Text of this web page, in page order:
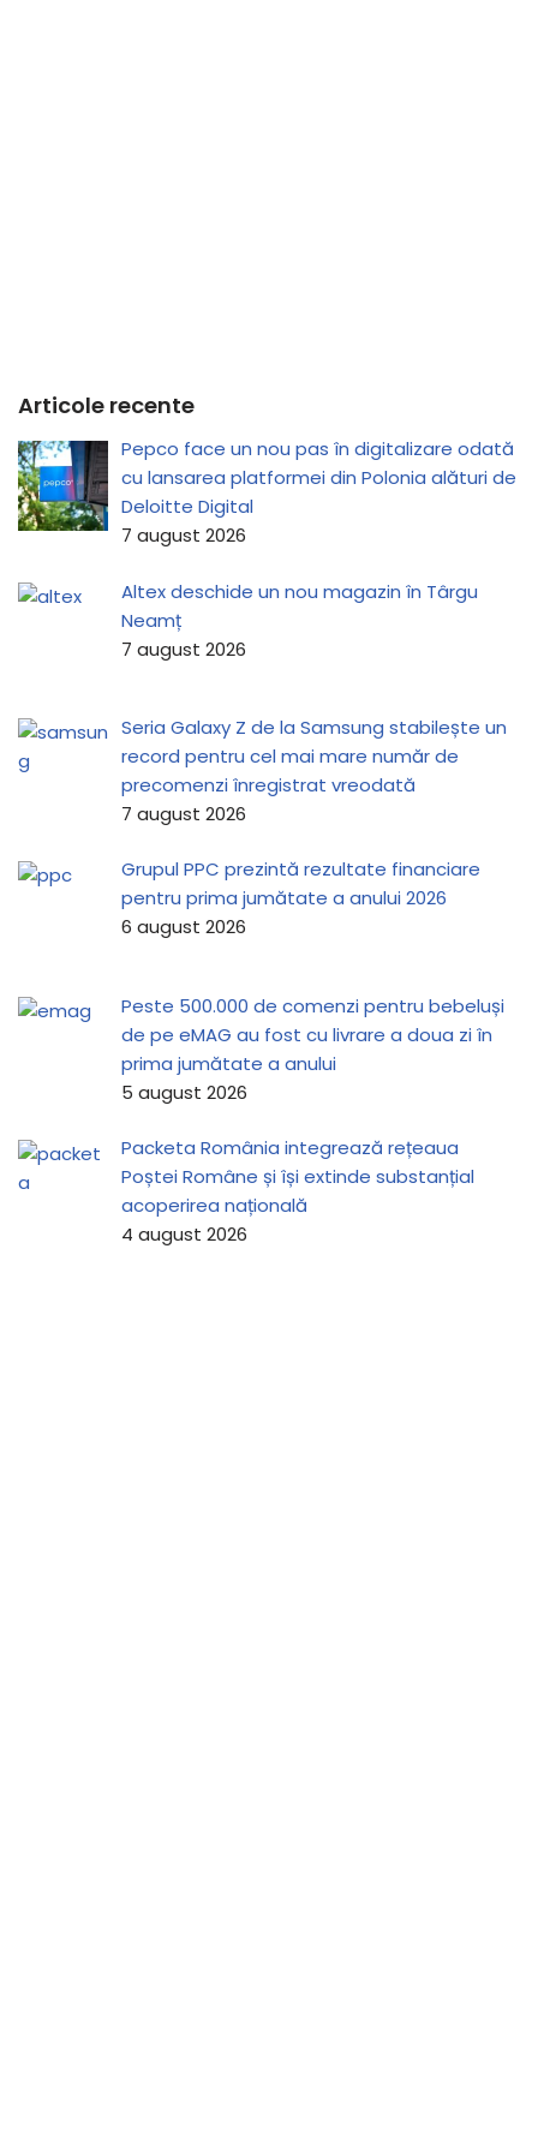
Articole recente
Pepco face un nou pas în digitalizare odată
cu lansarea platformei din Polonia alături de
Deloitte Digital
7 august 2026
Altex deschide un nou magazin în Târgu
Neamț
7 august 2026
Seria Galaxy Z de la Samsung stabilește un
record pentru cel mai mare număr de
precomenzi înregistrat vreodată
7 august 2026
Grupul PPC prezintă rezultate financiare
pentru prima jumătate a anului 2026
6 august 2026
Peste 500.000 de comenzi pentru bebeluși
de pe eMAG au fost cu livrare a doua zi în
prima jumătate a anului
5 august 2026
Packeta România integrează rețeaua
Poștei Române și își extinde substanțial
acoperirea națională
4 august 2026